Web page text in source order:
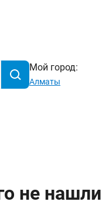
Мой город:
Алматы
не